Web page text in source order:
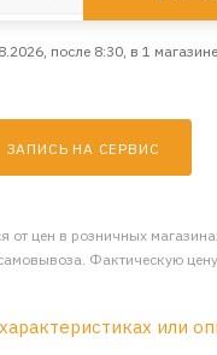
после 8:30, в 1 магазине
ЗАПИСЬ НА СЕРВИС
от цен в розничных
Фактическую
или